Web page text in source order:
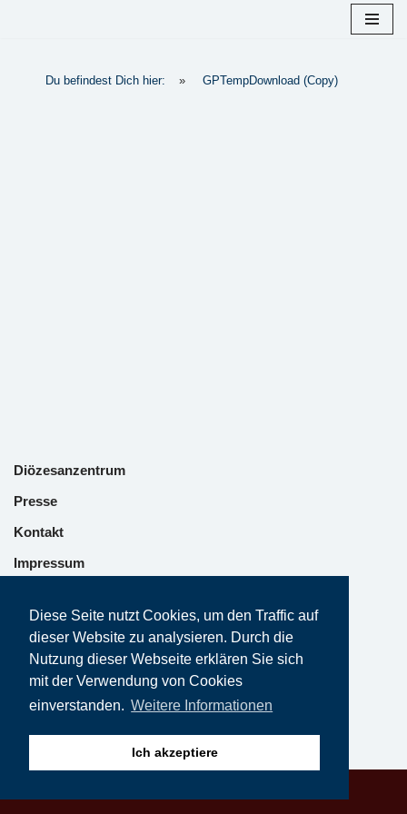
Diese Seite nutzt Cookies, um den Traffic auf
dieser Website zu analysieren. Durch die
Nutzung dieser Webseite erklären Sie sich
mit der Verwendung von Cookies
einverstanden. Weitere Informationen
Ich akzeptiere
Du befindest Dich hier: » GPTempDownload (Copy)
Diözesanzentrum
Presse
Kontakt
Impressum